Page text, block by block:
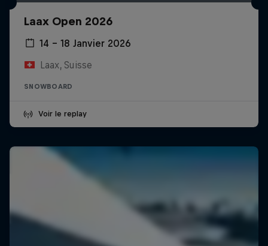
Laax Open 2026
14 – 18 Janvier 2026
Laax, Suisse
SNOWBOARD
Voir le replay